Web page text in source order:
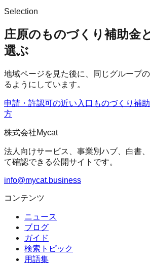
Selection
庄原のものづくり補助金
選ぶ
地域ページを見た後に、同じグループ
るようにしています。
申請・許認可の近い入口 ものづくり補
方
株式会社Mycat
法人向けサービス、事業別ハブ、白書
て確認できる公開サイトです。
info@mycat.business
コンテンツ
ニュース
ブログ
ガイド
検索トピック
用語集